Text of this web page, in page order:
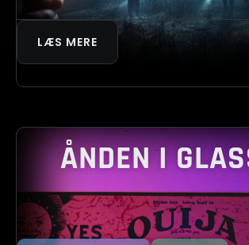
LÆS MERE
ÅNDEN I